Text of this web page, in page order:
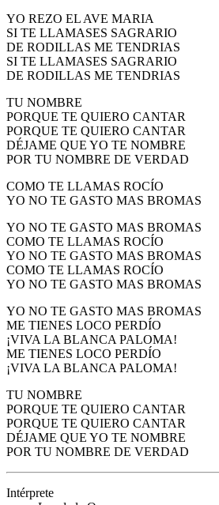
YO REZO EL AVE MARIA
SI TE LLAMASES SAGRARIO
DE RODILLAS ME TENDRIAS
SI TE LLAMASES SAGRARIO
DE RODILLAS ME TENDRIAS
TU NOMBRE
PORQUE TE QUIERO CANTAR
PORQUE TE QUIERO CANTAR
DÉJAME QUE YO TE NOMBRE
POR TU NOMBRE DE VERDAD
COMO TE LLAMAS ROCÍO
YO NO TE GASTO MAS BROMAS
YO NO TE GASTO MAS BROMAS
COMO TE LLAMAS ROCÍO
YO NO TE GASTO MAS BROMAS
COMO TE LLAMAS ROCÍO
YO NO TE GASTO MAS BROMAS
YO NO TE GASTO MAS BROMAS
ME TIENES LOCO PERDÍO
¡VIVA LA BLANCA PALOMA!
ME TIENES LOCO PERDÍO
¡VIVA LA BLANCA PALOMA!
TU NOMBRE
PORQUE TE QUIERO CANTAR
PORQUE TE QUIERO CANTAR
DÉJAME QUE YO TE NOMBRE
POR TU NOMBRE DE VERDAD
Intérprete